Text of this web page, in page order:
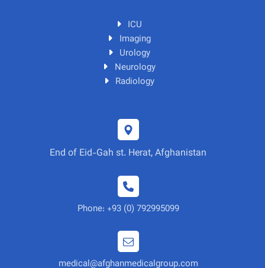
ICU
Imaging
Urology
Neurology
Radiology
End of Eid-Gah st. Herat, Afghanistan
Phone: +93 (0) 792995099
medical@afghanmedicalgroup.com